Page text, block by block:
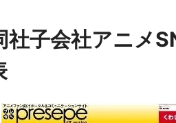
社子会社アニメ